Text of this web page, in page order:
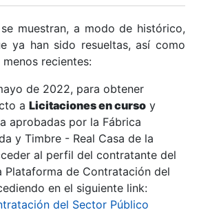
muestran, a modo de histórico,
ya han sido resueltas, así como
recientes:
de 2022, para obtener
a Licitaciones en curso y
aprobadas por la Fábrica
y Timbre - Real Casa de la
al perfil del contratante del
Plataforma de Contratación del
en el siguiente link:
del Sector Público